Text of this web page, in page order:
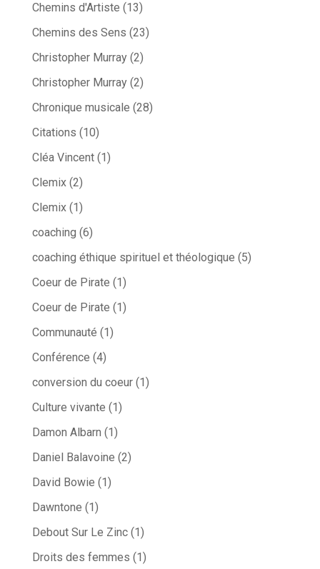
Chemins d'Artiste (13)
Chemins des Sens (23)
Christopher Murray(2)
Christopher Murray(2)
Chronique musicale (28)
Citations (10)
Cléa Vincent(1)
Clemix(2)
Clemix(1)
coaching (6)
coaching éthique spirituel et théologique (5)
Coeur de Pirate (1)
Coeur de Pirate (1)
Communauté (1)
Conférence (4)
conversion du coeur(1)
Culture vivante (1)
Damon Albarn (1)
Daniel Balavoine (2)
David Bowie (1)
Dawntone (1)
Debout Sur Le Zinc(1)
Droits des femmes (1)